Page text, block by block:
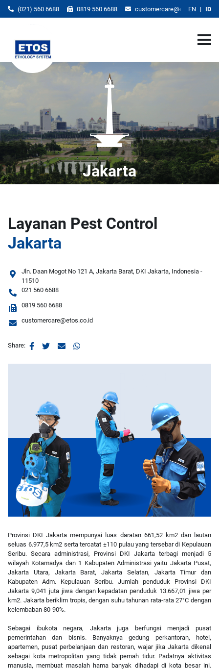
(021) 560 6688 0819 560 6688 customercare@etos.co.id
EN ID
Jakarta
Layanan Pest Control
Jakarta
Jln. Daan Mogot No 121 A, Jakarta Barat, DKI Jakarta, Indonesia -
11510
021 560 6688
0819 560 6688
customercare@etos.co.id
Share:
Provinsi DKI Jakarta mempunyai luas daratan 661,52 km2 dan lautan
seluas 6.977,5 km2 serta tercatat ±110 pulau yang tersebar di Kepulauan
Seribu. Secara administrasi, Provinsi DKI Jakarta terbagi menjadi 5
wilayah Kotamadya dan 1 Kabupaten Administrasi yaitu Jakarta Pusat,
Jakarta Utara, Jakarta Barat, Jakarta Selatan, Jakarta Timur dan
Kabupaten Adm. Kepulauan Seribu. Jumlah penduduk Provinsi DKI
Jakarta 9,041 juta jiwa dengan kepadatan penduduk 13.667,01 jiwa per
km2. Jakarta beriklim tropis, dengan suhu tahunan rata-rata 27°C dengan
kelembaban 80-90%.
Sebagai ibukota negara, Jakarta juga berfungsi menjadi pusat
pemerintahan dan bisnis. Banyaknya gedung perkantoran, hotel,
apartemen, pusat perbelanjaan dan restoran, wajar jika Jakarta dikenal
sebagai kota metropolitan yang tidak pernah tidur. Padatnya aktivitas
manusia, membuat masalah hama banyak dihadapi di kota besar ini.